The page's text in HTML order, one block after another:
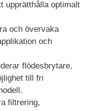
upprätthålla optimalt
och övervaka
och
flödesbrytare,
till fri
filtrering,